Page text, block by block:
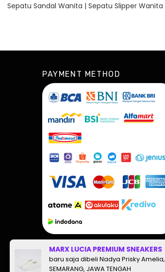
Sepatu Sandal Wanita | Sepatu Slipper Wanita
PAYMENT METHOD
MARX LUCIA PREMIUM SNEAKERS
baru saja dibeli Nadya Prisky Amelia,
SEMARANG, JAWA TENGAH